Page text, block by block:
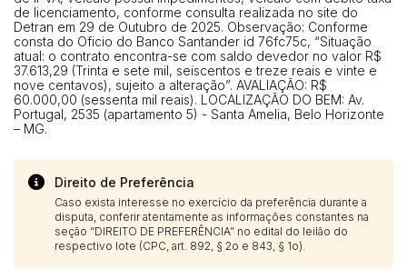
de licenciamento, conforme consulta realizada no site do
Detran em 29 de Outubro de 2025. Observação: Conforme
consta do Oficio do Banco Santander id 76fc75c, “Situação
atual: o contrato encontra-se com saldo devedor no valor R$
37.613,29 (Trinta e sete mil, seiscentos e treze reais e vinte e
nove centavos), sujeito a alteração”. AVALIAÇÃO: R$
60.000,00 (sessenta mil reais). LOCALIZAÇÃO DO BEM: Av.
Portugal, 2535 (apartamento 5) - Santa Amelia, Belo Horizonte
– MG.
Direito de Preferência
Caso exista interesse no exercício da preferência durante a
disputa, conferir atentamente as informações constantes na
seção “DIREITO DE PREFERÊNCIA” no edital do leilão do
respectivo lote (CPC, art. 892, § 2o e 843, § 1o).